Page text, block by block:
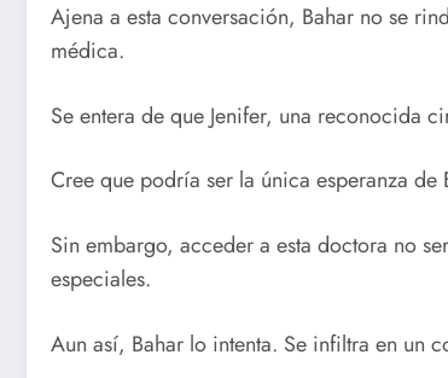
Ajena a esta conversación, Bahar no se
médica.
Se entera de que Jenifer, una reconocida
Cree que podría ser la única esperanza
Sin embargo, acceder a esta doctora no
especiales.
Aun así, Bahar lo intenta. Se infiltra en un